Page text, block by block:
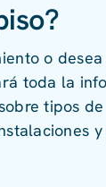
o
toda la
tipos de